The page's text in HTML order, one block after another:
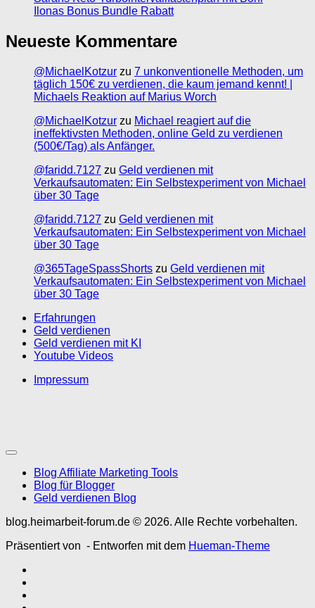
Ilonas Bonus Bundle Rabatt
Neueste Kommentare
@MichaelKotzur zu 7 unkonventionelle Methoden, um
täglich 150€ zu verdienen, die kaum jemand kennt! |
Michaels Reaktion auf Marius Worch
@MichaelKotzur zu Michael reagiert auf die
ineffektivsten Methoden, online Geld zu verdienen
(500€/Tag) als Anfänger.
@faridd.7127 zu Geld verdienen mit
Verkaufsautomaten: Ein Selbstexperiment von Michael
über 30 Tage
@faridd.7127 zu Geld verdienen mit
Verkaufsautomaten: Ein Selbstexperiment von Michael
über 30 Tage
@365TageSpassShorts zu Geld verdienen mit
Verkaufsautomaten: Ein Selbstexperiment von Michael
über 30 Tage
Erfahrungen
Geld verdienen
Geld verdienen mit KI
Youtube Videos
Impressum
Blog Affiliate Marketing Tools
Blog für Blogger
Geld verdienen Blog
blog.heimarbeit-forum.de © 2026. Alle Rechte vorbehalten.
Präsentiert von - Entworfen mit dem Hueman-Theme